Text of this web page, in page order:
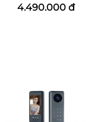
4.490.000 đ